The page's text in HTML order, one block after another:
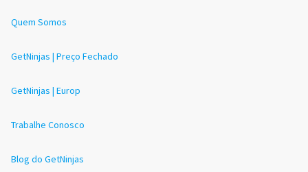
Quem Somos
GetNinjas | Preço Fechado
GetNinjas | Europ
Trabalhe Conosco
Blog do GetNinjas